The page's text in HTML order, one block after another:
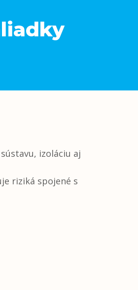
izoláciu aj
riziká spojené s